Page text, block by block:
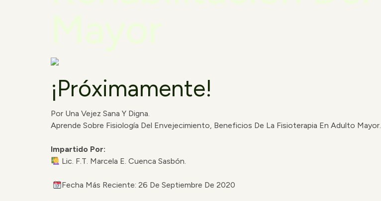
¡Próximamente!
Por Una Vejez Sana Y Digna.
Aprende Sobre Fisiología Del Envejecimiento, Beneficios De La Fisioterapia En Adulto Mayor.
Impartido Por:
Lic. F.T. Marcela E. Cuenca Sasbón.
Fecha Más Reciente: 26 De Septiembre De 2020